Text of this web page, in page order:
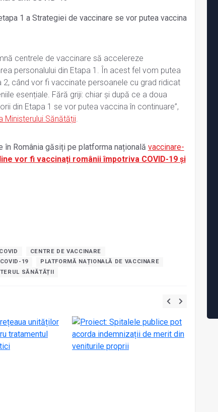
1 a Strategiei de vaccinare se vor putea vaccina
centrele de vaccinare să accelereze
personalului din Etapa 1. În acest fel vom putea
când vor fi vaccinate persoanele cu grad ridicat
esențiale. Fără griji: chiar și după ce a doua
din Etapa 1 se vor putea vaccina în continuare”,
Ministerului Sănătății.
România găsiți pe platforma națională vaccinare-
vor fi vaccinați românii împotriva COVID-19 și
CENTRE DE VACCINARE
19
PLATFORMĂ NAȚIONALĂ DE VACCINARE
SĂNĂTĂȚII